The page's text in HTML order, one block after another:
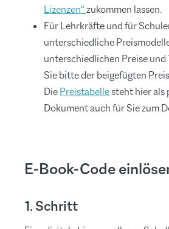
Lizenzen“zukommen lassen.
Für Lehrkräfte und für
unterschiedliche
unterschiedlichen Preise und
Sie bitte der beigefügten
DiePreistabellesteht hier als
Dokument auch für Sie zum
E-Book-Code
1. Schritt